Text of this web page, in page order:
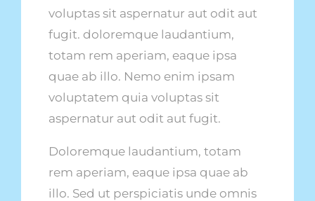
voluptas sit aspernatur aut odit aut
fugit. doloremque laudantium,
totam rem aperiam, eaque ipsa
quae ab illo. Nemo enim ipsam
voluptatem quia voluptas sit
aspernatur aut odit aut fugit.
Doloremque laudantium, totam
rem aperiam, eaque ipsa quae ab
illo. Sed ut perspiciatis unde omnis